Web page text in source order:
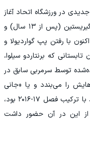
در ورزشگاه اتحاد آغاز
شده است. این دوران با خداحافظی چیکی بگیریستین (پس از ۱۳ سال) و
با رفتن پپ گواردیولا و
که برنتاردو سیلوا،
توسط سرمربی سابق در
بازی)، چمدان‌هایش را می‌بندد و یا «جانی
استونز» که اولین خرید او و آخرین حلقه پیوند با ترکیب فصل ۱۷-۲۰۱۶ بود،
این در آن حضور داشت